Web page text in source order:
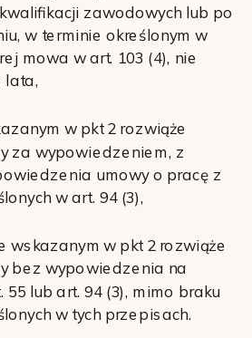
zawodowych lub po
w terminie określonym w
mowa w art. 103 (4), nie
lata,
w pkt 2 rozwiąże
za wypowiedzeniem, z
umowy o pracę z
w art. 94 (3),
wskazanym w pkt 2 rozwiąże
bez wypowiedzenia na
lub art. 94 (3), mimo braku
w tych przepisach.